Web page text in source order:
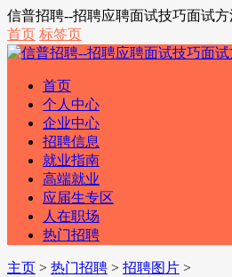
信普招聘--招聘应聘面试技巧面试
首页 标签页
首页
个人中心
企业中心
招聘信息
就业指南
高端就业
应届生专区
人在职场
热门招聘
主页 > 热门招聘 > 招聘图片 >